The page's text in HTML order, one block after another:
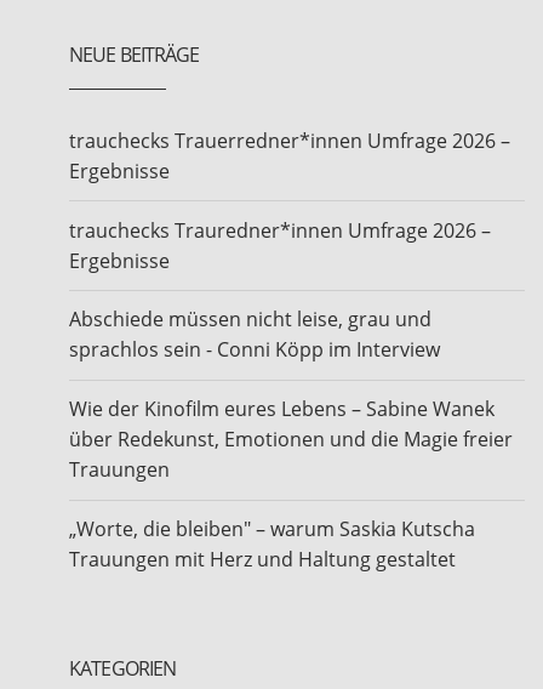
NEUE BEITRÄGE
trauchecks Trauerredner*innen Umfrage 2026 –
Ergebnisse
trauchecks Trauredner*innen Umfrage 2026 –
Ergebnisse
Abschiede müssen nicht leise, grau und
sprachlos sein - Conni Köpp im Interview
Wie der Kinofilm eures Lebens – Sabine Wanek
über Redekunst, Emotionen und die Magie freier
Trauungen
„Worte, die bleiben" – warum Saskia Kutscha
Trauungen mit Herz und Haltung gestaltet
KATEGORIEN